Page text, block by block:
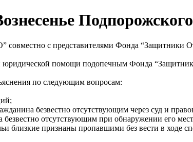
с представителями Фонда “Защитники
юридической помощи подопечным Фонда
по следующим вопросам:
безвестно отсутствующим через суд и
отсутствующим при обнаружении его
близкие признаны пропавшими без вести в ходе